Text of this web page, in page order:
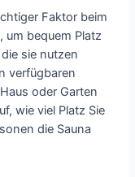
Faktor beim
um bequem Platz
sie nutzen
verfügbaren
oder Garten
wie viel Platz Sie
die Sauna